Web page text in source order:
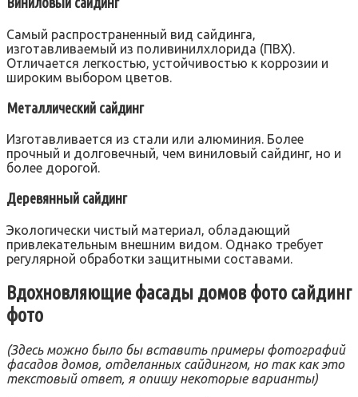
Самый распространенный вид сайдинга‚
изготавливаемый из поливинилхлорида (ПВХ).
Отличается легкостью‚ устойчивостью к коррозии и
широким выбором цветов.
Металлический сайдинг
Изготавливается из стали или алюминия. Более
прочный и долговечный‚ чем виниловый сайдинг‚ но и
более дорогой.
Деревянный сайдинг
Экологически чистый материал‚ обладающий
привлекательным внешним видом. Однако требует
регулярной обработки защитными составами.
Вдохновляющие фасады домов фото сайдинг
фото
(Здесь можно было бы вставить примеры фотографий
фасадов домов‚ отделанных сайдингом‚ но так как это
текстовый ответ‚ я опишу некоторые варианты)